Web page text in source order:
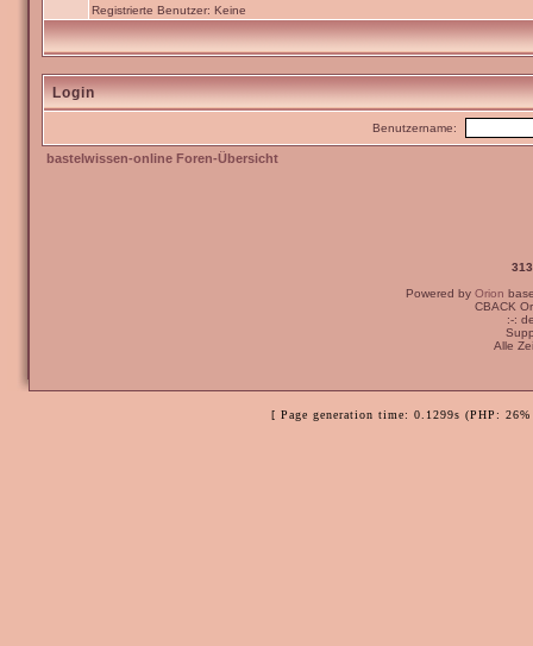
Registrierte Benutzer: Keine
Login
Benutzername:
bastelwissen-online Foren-Übersicht
Powered by Orion
CBACK
:-:
Alle
[ Page generation time: 0.1299s (PHP: